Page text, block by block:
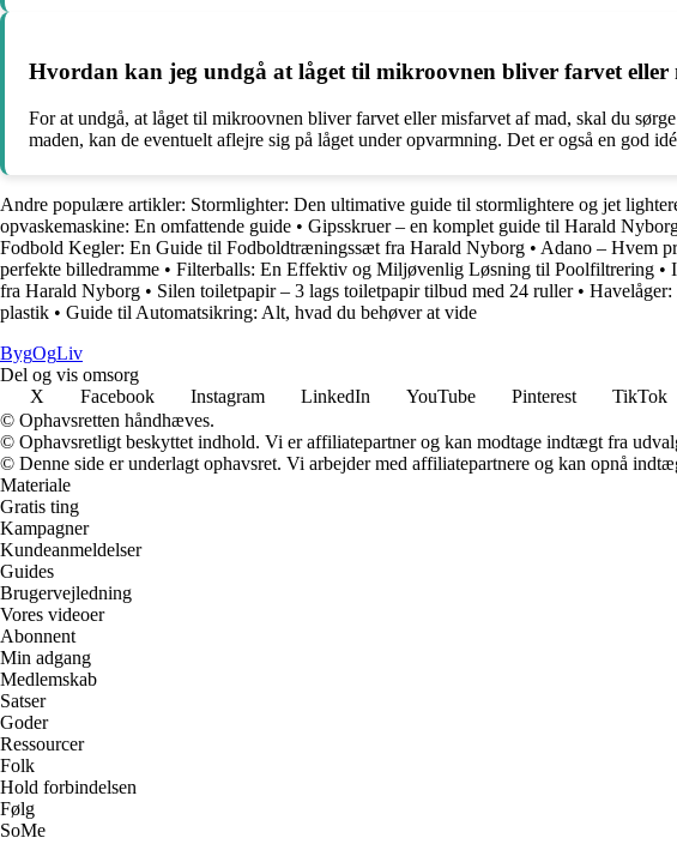
Hvordan kan jeg undgå at låget til mikroovnen bliver farvet eller
For at undgå, at låget til mikroovnen bliver farvet eller misfarvet af mad, skal du
maden, kan de eventuelt aflejre sig på låget under opvarmning. Det er også en god
Andre populære artikler: Stormlighter: Den ultimative guide til stormlightere og jet
opvaskemaskine: En omfattende guide • Gipsskruer – en komplet guide til Harald
Fodbold Kegler: En Guide til Fodboldtræningssæt fra Harald Nyborg • Adano – Hvem
perfekte billedramme • Filterballs: En Effektiv og Miljøvenlig Løsning til Poolfiltrering •
fra Harald Nyborg • Silen toiletpapir – 3 lags toiletpapir tilbud med 24 ruller•
plastik • Guide til Automatsikring: Alt, hvad du behøver at vide
BygOgLiv
Del og vis omsorg
X
Facebook Instagram LinkedIn YouTube Pinterest TikTok
© Ophavsretten håndhæves.
© Ophavsretligt beskyttet indhold. Vi er affiliatepartner og kan modtage indtægt fra
© Denne side er underlagt ophavsret. Vi arbejder med affiliatepartnere og kan opnå
Materiale
Gratis ting
Kampagner
Kundeanmeldelser
Guides
Brugervejledning
Vores videoer
Abonnent
Min adgang
Medlemskab
Satser
Goder
Ressourcer
Folk
Hold forbindelsen
Følg
SoMe